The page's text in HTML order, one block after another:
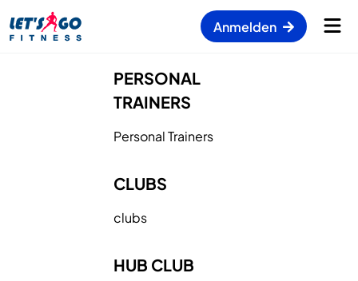
Anmelden
PERSONAL
TRAINERS
PersonalTrainers
CLUBS
clubs
HUB CLUB